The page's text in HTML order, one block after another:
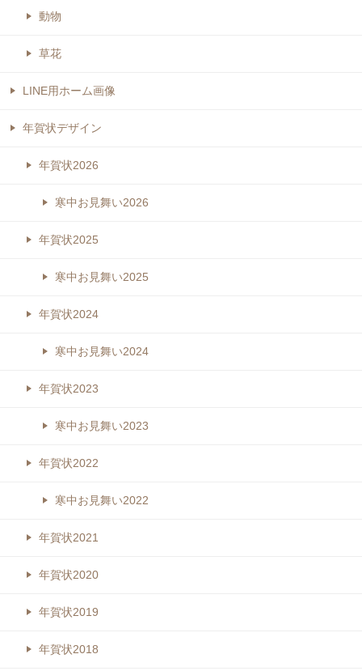
動物
草花
LINE用ホーム画像
年賀状デザイン
年賀状2026
寒中お見舞い2026
年賀状2025
寒中お見舞い2025
年賀状2024
寒中お見舞い2024
年賀状2023
寒中お見舞い2023
年賀状2022
寒中お見舞い2022
年賀状2021
年賀状2020
年賀状2019
年賀状2018